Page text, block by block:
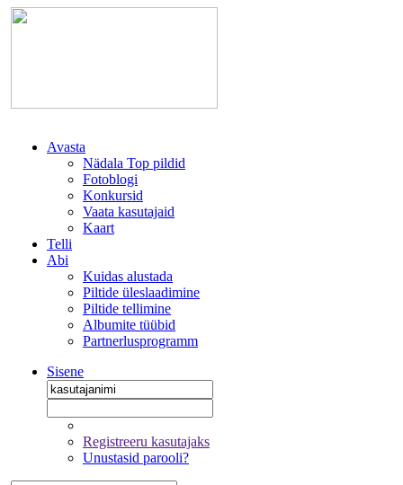
Avasta
Nädala Top pildid
Fotoblogi
Konkursid
Vaata kasutajaid
Kaart
Telli
Abi
Kuidas alustada
Piltide üleslaadimine
Piltide tellimine
Albumite tüübid
Partnerlusprogramm
Sisene
Registreeru kasutajaks
Unustasid parooli?